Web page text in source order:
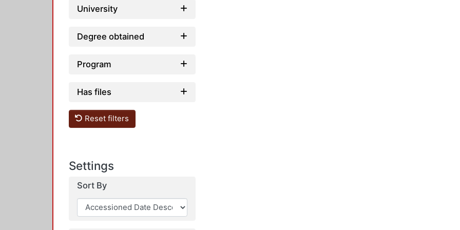
University
Degree obtained
Program
Has files
Reset filters
Settings
Sort By